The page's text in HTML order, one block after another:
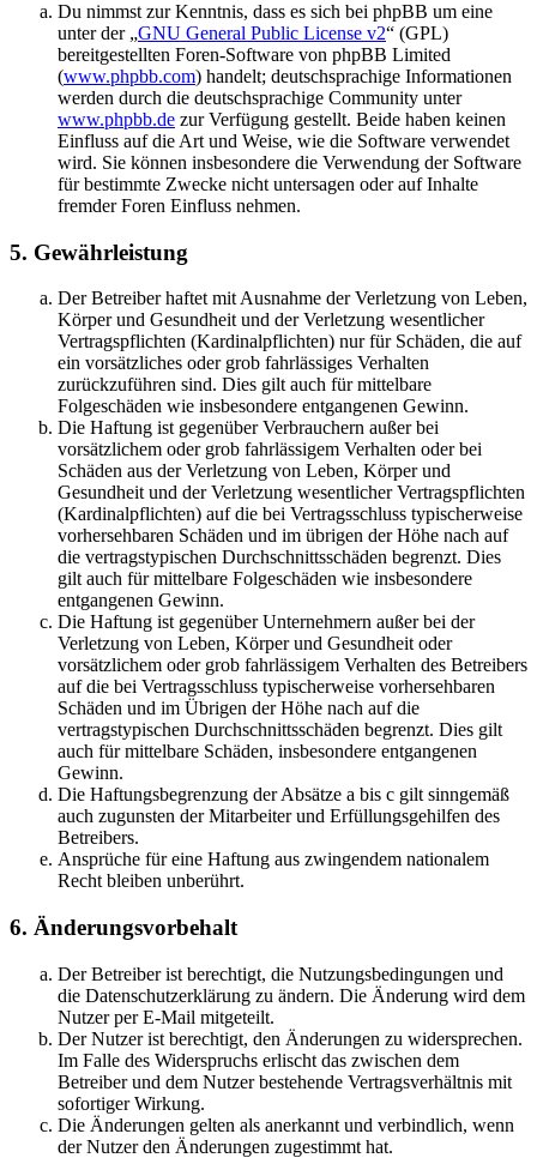
Du nimmst zur Kenntnis, dass es sich bei phpBB um eine
unter der „GNU General Public License v2“ (GPL)
bereitgestellten Foren-Software von phpBB Limited
(www.phpbb.com) handelt; deutschsprachige Informationen
werden durch die deutschsprachige Community unter
www.phpbb.de zur Verfügung gestellt. Beide haben keinen
Einfluss auf die Art und Weise, wie die Software verwendet
wird. Sie können insbesondere die Verwendung der Software
für bestimmte Zwecke nicht untersagen oder auf Inhalte
fremder Foren Einfluss nehmen.
5. Gewährleistung
Der Betreiber haftet mit Ausnahme der Verletzung von Leben,
Körper und Gesundheit und der Verletzung wesentlicher
Vertragspflichten (Kardinalpflichten) nur für Schäden, die auf
ein vorsätzliches oder grob fahrlässiges Verhalten
zurückzuführen sind. Dies gilt auch für mittelbare
Folgeschäden wie insbesondere entgangenen Gewinn.
Die Haftung ist gegenüber Verbrauchern außer bei
vorsätzlichem oder grob fahrlässigem Verhalten oder bei
Schäden aus der Verletzung von Leben, Körper und
Gesundheit und der Verletzung wesentlicher Vertragspflichten
(Kardinalpflichten) auf die bei Vertragsschluss typischerweise
vorhersehbaren Schäden und im übrigen der Höhe nach auf
die vertragstypischen Durchschnittsschäden begrenzt. Dies
gilt auch für mittelbare Folgeschäden wie insbesondere
entgangenen Gewinn.
Die Haftung ist gegenüber Unternehmern außer bei der
Verletzung von Leben, Körper und Gesundheit oder
vorsätzlichem oder grob fahrlässigem Verhalten des Betreibers
auf die bei Vertragsschluss typischerweise vorhersehbaren
Schäden und im Übrigen der Höhe nach auf die
vertragstypischen Durchschnittsschäden begrenzt. Dies gilt
auch für mittelbare Schäden, insbesondere entgangenen
Gewinn.
Die Haftungsbegrenzung der Absätze a bis c gilt sinngemäß
auch zugunsten der Mitarbeiter und Erfüllungsgehilfen des
Betreibers.
Ansprüche für eine Haftung aus zwingendem nationalem
Recht bleiben unberührt.
6. Änderungsvorbehalt
Der Betreiber ist berechtigt, die Nutzungsbedingungen und
die Datenschutzerklärung zu ändern. Die Änderung wird dem
Nutzer per E-Mail mitgeteilt.
Der Nutzer ist berechtigt, den Änderungen zu widersprechen.
Im Falle des Widerspruchs erlischt das zwischen dem
Betreiber und dem Nutzer bestehende Vertragsverhältnis mit
sofortiger Wirkung.
Die Änderungen gelten als anerkannt und verbindlich, wenn
der Nutzer den Änderungen zugestimmt hat.